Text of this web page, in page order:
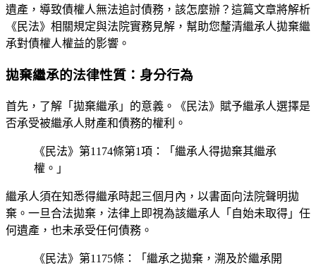
遺產，導致債權人無法追討債務，該怎麼辦？這篇文章將解析
《民法》相關規定與法院實務見解，幫助您釐清繼承人拋棄繼
承對債權人權益的影響。
拋棄繼承的法律性質：身分行為
首先，了解「拋棄繼承」的意義。《民法》賦予繼承人選擇是
否承受被繼承人財產和債務的權利。
《民法》第1174條第1項：「繼承人得拋棄其繼承
權。」
繼承人須在知悉得繼承時起三個月內，以書面向法院聲明拋
棄。一旦合法拋棄，法律上即視為該繼承人「自始未取得」任
何遺產，也未承受任何債務。
《民法》第1175條：「繼承之拋棄，溯及於繼承開